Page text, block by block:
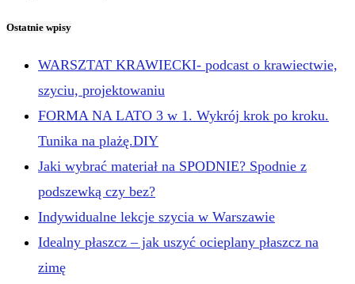
Ostatnie wpisy
WARSZTAT KRAWIECKI- podcast o krawiectwie,
szyciu, projektowaniu
FORMA NA LATO 3 w 1. Wykrój krok po kroku.
Tunika na plażę.DIY
Jaki wybrać materiał na SPODNIE? Spodnie z
podszewką czy bez?
Indywidualne lekcje szycia w Warszawie
Idealny płaszcz – jak uszyć ocieplany płaszcz na
zimę